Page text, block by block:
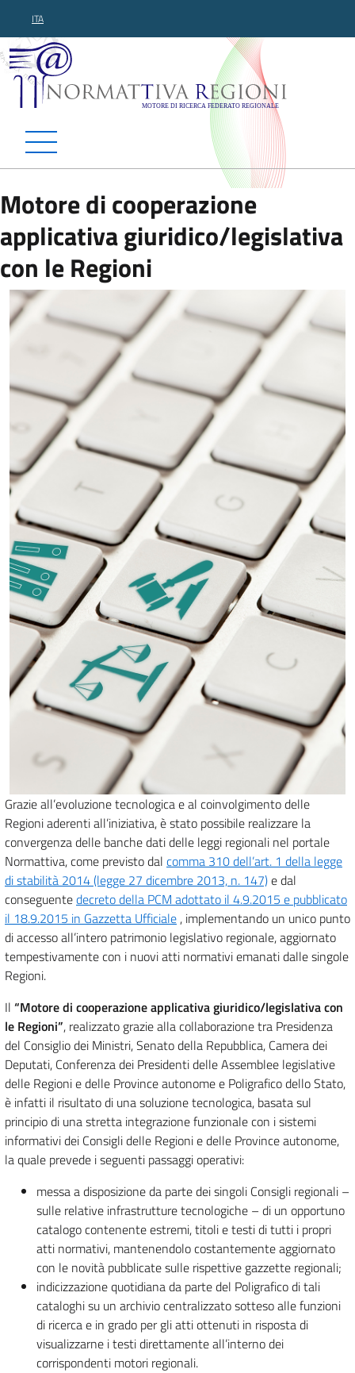
ITA
Normattiva Regioni -
Motore di cooperazione
applicativa giuridico/legislativa
con le Regioni
Grazie all’evoluzione tecnologica e al coinvolgimento delle
Regioni aderenti all’iniziativa, è stato possibile realizzare la
convergenza delle banche dati delle leggi regionali nel portale
Normattiva, come previsto dal comma 310 dell’art. 1 della legge
di stabilità 2014 (legge 27 dicembre 2013, n. 147)e dal
conseguentedecreto della PCM adottato il 4.9.2015 e pubblicato
il 18.9.2015 in Gazzetta Ufficiale , implementando un unico punto
di accesso all’intero patrimonio legislativo regionale, aggiornato
tempestivamente con i nuovi atti normativi emanati dalle singole
Regioni.
Il “Motore di cooperazione applicativa giuridico/legislativa con
le Regioni”, realizzato grazie alla collaborazione tra Presidenza
del Consiglio dei Ministri, Senato della Repubblica, Camera dei
Deputati, Conferenza dei Presidenti delle Assemblee legislative
delle Regioni e delle Province autonome e Poligrafico dello Stato,
è infatti il risultato di una soluzione tecnologica, basata sul
principio di una stretta integrazione funzionale con i sistemi
informativi dei Consigli delle Regioni e delle Province autonome,
la quale prevede i seguenti passaggi operativi:
messa a disposizione da parte dei singoli Consigli regionali –
sulle relative infrastrutture tecnologiche – di un opportuno
catalogo contenente estremi, titoli e testi di tutti i propri
atti normativi, mantenendolo costantemente aggiornato
con le novità pubblicate sulle rispettive gazzette regionali;
indicizzazione quotidiana da parte del Poligrafico di tali
cataloghi su un archivio centralizzato sotteso alle funzioni
di ricerca e in grado per gli atti ottenuti in risposta di
visualizzarne i testi direttamente all’interno dei
corrispondenti motori regionali.